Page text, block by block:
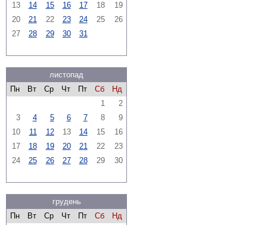
13
14 15 16 17 18
19
20
21 22 23 24 25
26
27
28 29 30 31
листопад
Пн
Вт Ср Чт Пт Сб
Нд
1
2
3
4 5 6 7 8
9
10
11 12 13 14 15
16
17
18 19 20 21 22
23
24
25 26 27 28 29 30
грудень
Пн
Вт Ср Чт Пт Сб
Нд